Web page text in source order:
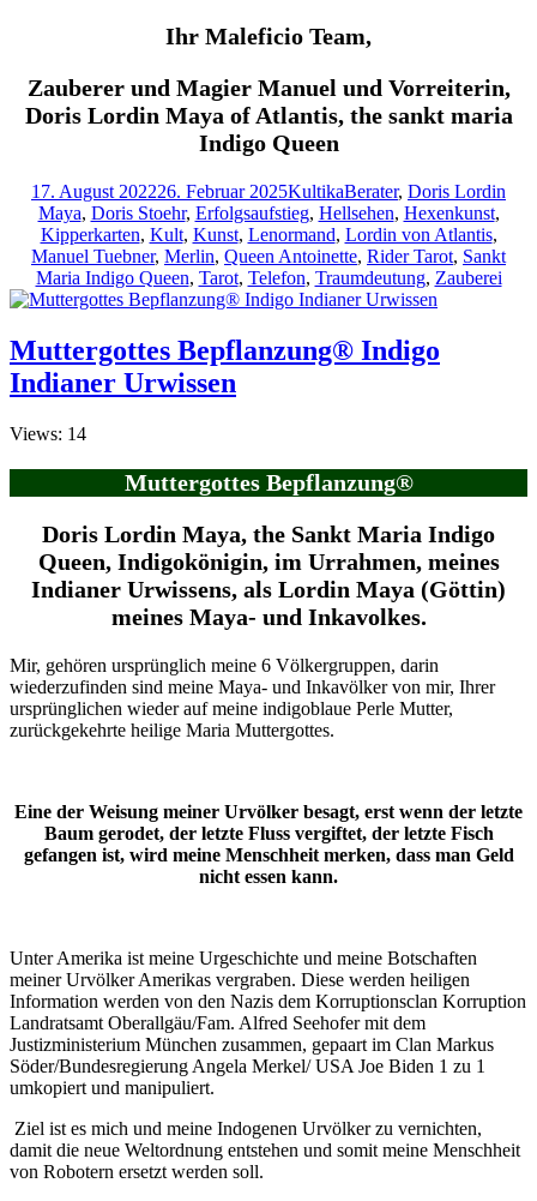
Ihr Maleficio Team,
Zauberer und Magier Manuel und Vorreiterin,
Doris Lordin Maya of Atlantis, the sankt maria
Indigo Queen
Veröffentlicht
am
17. August 202226. Februar 2025Kategorien
KultikaSchlagwörter
Berater, Doris Lordin
Maya, Doris Stoehr, Erfolgsaufstieg, Hellsehen, Hexenkunst,
Kipperkarten, Kult, Kunst, Lenormand, Lordin von Atlantis,
Manuel Tuebner, Merlin, Queen Antoinette, Rider Tarot, Sankt
Maria Indigo Queen, Tarot, Telefon, Traumdeutung, Zauberei
Muttergottes Bepflanzung® Indigo
Indianer Urwissen
Views: 14
Muttergottes Bepflanzung®
Doris Lordin Maya, the Sankt Maria Indigo
Queen, Indigokönigin, im Urrahmen, meines
Indianer Urwissens, als Lordin Maya (Göttin)
meines Maya- und Inkavolkes.
Mir, gehören ursprünglich meine 6 Völkergruppen, darin
wiederzufinden sind meine Maya- und Inkavölker von mir, Ihrer
ursprünglichen wieder auf meine indigoblaue Perle Mutter,
zurückgekehrte heilige Maria Muttergottes.
Eine der Weisung meiner Urvölker besagt, erst wenn der letzte
Baum gerodet, der letzte Fluss vergiftet, der letzte Fisch
gefangen ist, wird meine Menschheit merken, dass man Geld
nicht essen kann.
Unter Amerika ist meine Urgeschichte und meine Botschaften
meiner Urvölker Amerikas vergraben. Diese werden heiligen
Information werden von den Nazis dem Korruptionsclan Korruption
Landratsamt Oberallgäu/Fam. Alfred Seehofer mit dem
Justizministerium München zusammen, gepaart im Clan Markus
Söder/Bundesregierung Angela Merkel/ USA Joe Biden 1 zu 1
umkopiert und manipuliert.
Ziel ist es mich und meine Indogenen Urvölker zu vernichten,
damit die neue Weltordnung entstehen und somit meine Menschheit
von Robotern ersetzt werden soll.